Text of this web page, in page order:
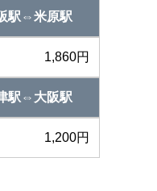
駅⇔米原駅
1,860円
駅⇔大阪駅
1,200円